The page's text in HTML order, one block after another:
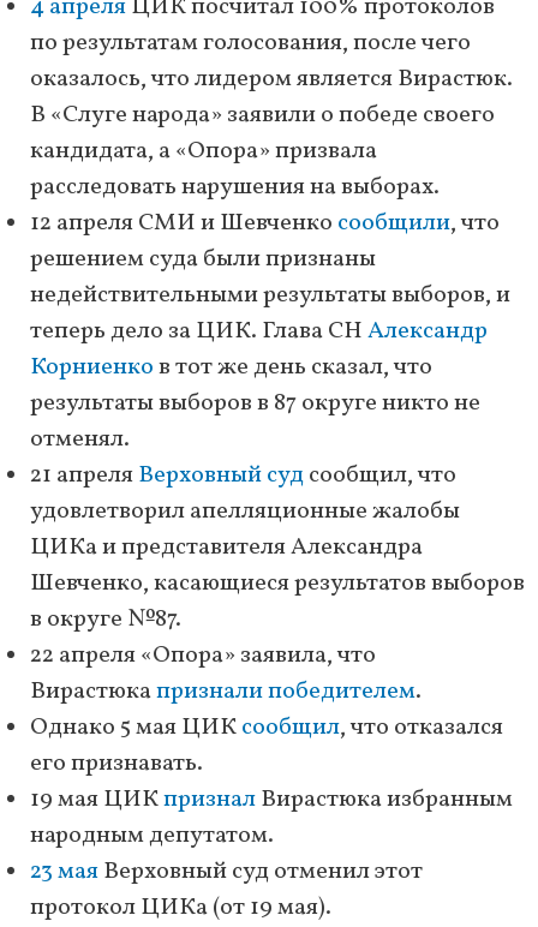
4 апреляЦИК посчитал 100% протоколов
по результатам голосования, после чего
оказалось, что лидером является Вирастюк.
В «Слуге народа» заявили о победе своего
кандидата, а «Опора» призвала
расследовать нарушения на выборах.
12 апреля СМИ и Шевченко сообщили, что
решением суда были признаны
недействительными результаты выборов, и
теперь дело за ЦИК. Глава СНАлександр
Корниенков тот же день сказал, что
результаты выборов в 87 округе никто не
отменял.
21 апреляВерховный судсообщил, что
удовлетворил апелляционные жалобы
ЦИКа и представителя Александра
Шевченко, касающиеся результатов выборов
в округе №87.
22 апреля «Опора» заявила, что
Вирастюкапризнали победителем.
Однако 5 мая ЦИКсообщил, что отказался
его признавать.
19 мая ЦИКпризналВирастюка избранным
народным депутатом.
23 маяВерховный суд отменил этот
протокол ЦИКа (от 19 мая).